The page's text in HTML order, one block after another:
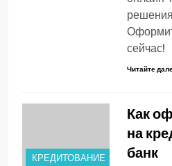
сейчас!
Читайте
КРЕДИТОВАНИЕ
Как
на
банк